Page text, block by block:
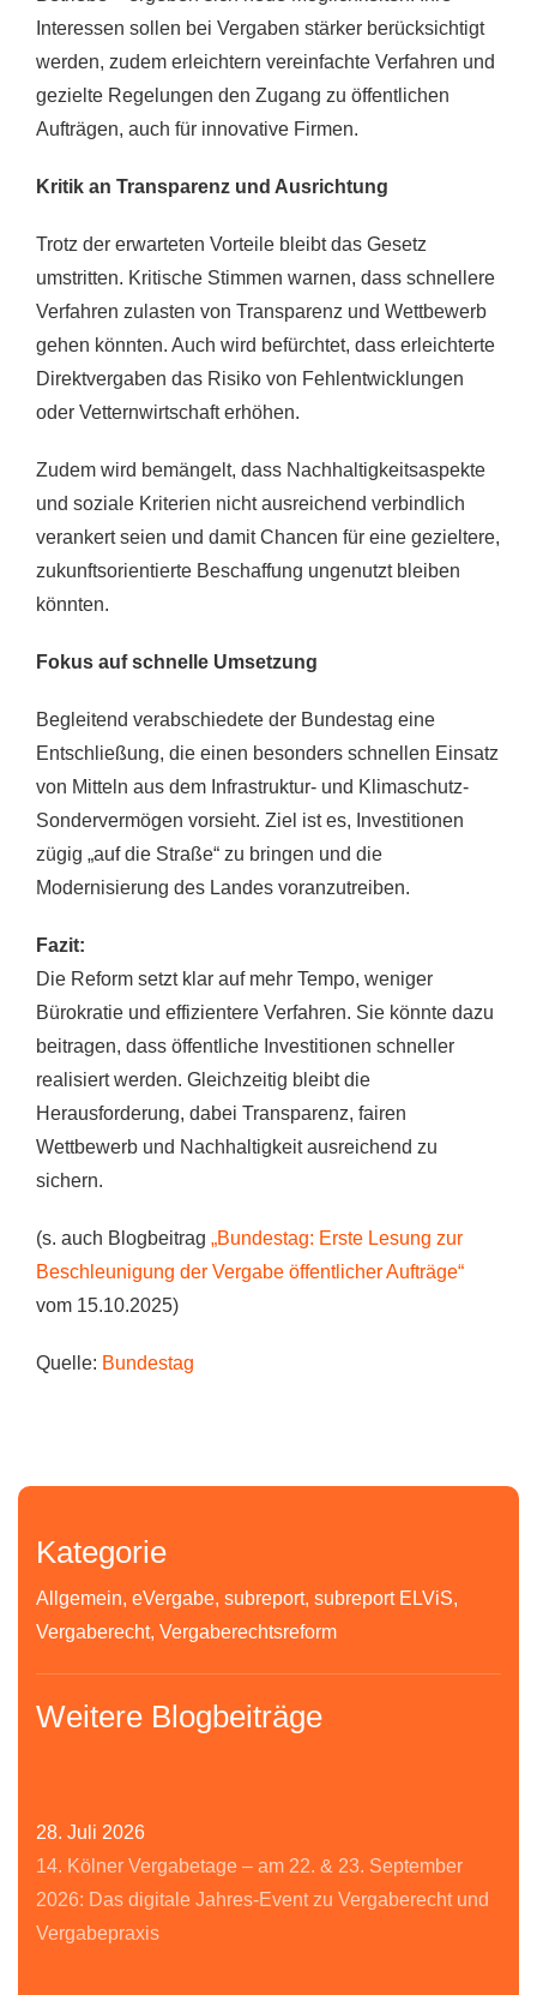
Interessen sollen bei Vergaben stärker berücksichtigt
werden, zudem erleichtern vereinfachte Verfahren und
gezielte Regelungen den Zugang zu öffentlichen
Aufträgen, auch für innovative Firmen.
Kritik an Transparenz und Ausrichtung
Trotz der erwarteten Vorteile bleibt das Gesetz
umstritten. Kritische Stimmen warnen, dass schnellere
Verfahren zulasten von Transparenz und Wettbewerb
gehen könnten. Auch wird befürchtet, dass erleichterte
Direktvergaben das Risiko von Fehlentwicklungen
oder Vetternwirtschaft erhöhen.
Zudem wird bemängelt, dass Nachhaltigkeitsaspekte
und soziale Kriterien nicht ausreichend verbindlich
verankert seien und damit Chancen für eine gezieltere,
zukunftsorientierte Beschaffung ungenutzt bleiben
könnten.
Fokus auf schnelle Umsetzung
Begleitend verabschiedete der Bundestag eine
Entschließung, die einen besonders schnellen Einsatz
von Mitteln aus dem Infrastruktur- und Klimaschutz-
Sondervermögen vorsieht. Ziel ist es, Investitionen
zügig „auf die Straße“ zu bringen und die
Modernisierung des Landes voranzutreiben.
Fazit:
Die Reform setzt klar auf mehr Tempo, weniger
Bürokratie und effizientere Verfahren. Sie könnte dazu
beitragen, dass öffentliche Investitionen schneller
realisiert werden. Gleichzeitig bleibt die
Herausforderung, dabei Transparenz, fairen
Wettbewerb und Nachhaltigkeit ausreichend zu
sichern.
(s. auch Blogbeitrag „Bundestag: Erste Lesung zur
Beschleunigung der Vergabe öffentlicher Aufträge“
vom 15.10.2025)
Quelle: Bundestag
Kategorie
Allgemein, eVergabe, subreport, subreport ELViS,
Vergaberecht, Vergaberechtsreform
Weitere Blogbeiträge
28. Juli 2026
14. Kölner Vergabetage – am 22. & 23. September
2026: Das digitale Jahres-Event zu Vergaberecht und
Vergabepraxis